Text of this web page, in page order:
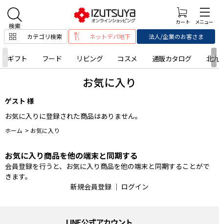
カテゴリ検索 ネットデパ地下 法人/企業のお客さま
ギフト フード リビング コスメ 通販カタログ 北
お気に入り
ゲスト 様
お気に入りに登録された商品はありません。
ホーム > お気に入り
お気に入り商品を他の端末と同期する
会員登録を行うと、お気に入り商品を他の端末と同期することがで
きます。
新規会員登録 ｜ ログイン